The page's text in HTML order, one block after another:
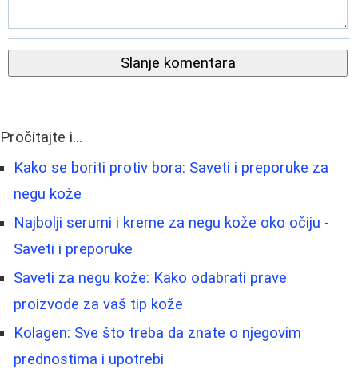
Slanje komentara
Pročitajte i...
Kako se boriti protiv bora: Saveti i preporuke za
negu kože
Najbolji serumi i kreme za negu kože oko očiju -
Saveti i preporuke
Saveti za negu kože: Kako odabrati prave
proizvode za vaš tip kože
Kolagen: Sve što treba da znate o njegovim
prednostima i upotrebi